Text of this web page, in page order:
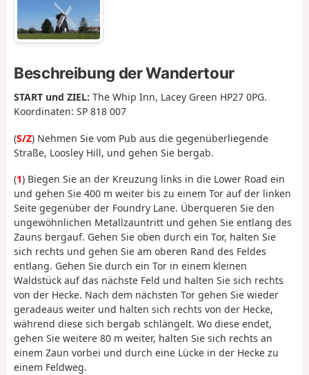
Beschreibung der Wandertour
START und ZIEL: The Whip Inn, Lacey Green HP27 0PG.
Koordinaten: SP 818 007
(S/Z) Nehmen Sie vom Pub aus die gegenüberliegende
Straße, Loosley Hill, und gehen Sie bergab.
(1) Biegen Sie an der Kreuzung links in die Lower Road ein
und gehen Sie 400 m weiter bis zu einem Tor auf der linken
Seite gegenüber der Foundry Lane. Überqueren Sie den
ungewöhnlichen Metallzauntritt und gehen Sie entlang des
Zauns bergauf. Gehen Sie oben durch ein Tor, halten Sie
sich rechts und gehen Sie am oberen Rand des Feldes
entlang. Gehen Sie durch ein Tor in einem kleinen
Waldstück auf das nächste Feld und halten Sie sich rechts
von der Hecke. Nach dem nächsten Tor gehen Sie wieder
geradeaus weiter und halten sich rechts von der Hecke,
während diese sich bergab schlängelt. Wo diese endet,
gehen Sie weitere 80 m weiter, halten Sie sich rechts an
einem Zaun vorbei und durch eine Lücke in der Hecke zu
einem Feldweg.